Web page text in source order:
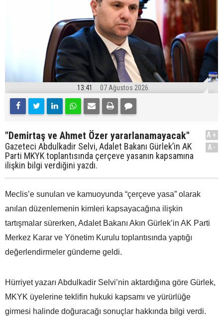
13:41 07 Ağustos 2026
"Demirtaş ve Ahmet Özer yararlanamayacak"
Gazeteci Abdulkadir Selvi, Adalet Bakanı Gürlek’in AK
Parti MKYK toplantısında çerçeve yasanın kapsamına
ilişkin bilgi verdiğini yazdı.
A+
A-
Meclis’e sunulan ve kamuoyunda “çerçeve yasa” olarak
anılan düzenlemenin kimleri kapsayacağına ilişkin
tartışmalar sürerken, Adalet Bakanı Akın Gürlek’in AK Parti
Merkez Karar ve Yönetim Kurulu toplantısında yaptığı
değerlendirmeler gündeme geldi.
Hürriyet yazarı Abdulkadir Selvi’nin aktardığına göre Gürlek,
MKYK üyelerine teklifin hukuki kapsamı ve yürürlüğe
girmesi halinde doğuracağı sonuçlar hakkında bilgi verdi.